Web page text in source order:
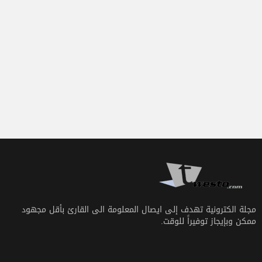
مجلة الكترونية تهدف إلى ايصال المعلومة الى القارئ بأقل مجهود
ممكن وبإيجاز توفيراً للوقت.